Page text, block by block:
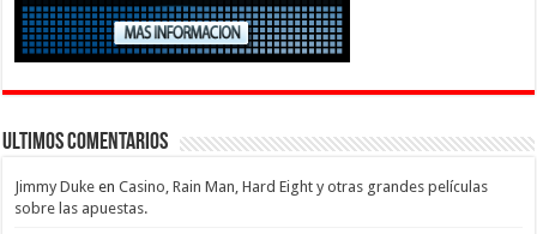
Ultimos Comentarios
Jimmy Duke enCasino, Rain Man, Hard Eight y otras grandes películas
sobre las apuestas.